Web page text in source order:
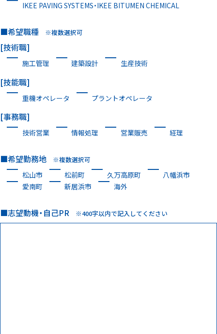
IKEE PAVING SYSTEMS・IKEE BITUMEN CHEMICAL
希望職種 ※複数選択可
[技術職]
施工管理 建築設計 生産技術
[技能職]
重機オペレータ プラントオペレータ
[事務職]
技術営業 情報処理 営業販売 経理
希望勤務地 ※複数選択可
松山市 松前町 久万高原町
八幡浜市
愛南町
新居浜市 海外
志望動機・自己PR ※400字以内で記入してください